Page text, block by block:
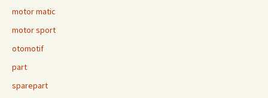
motor matic
motor sport
otomotif
part
sparepart